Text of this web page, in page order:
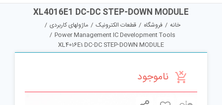
XL4016E1 DC-DC STEP-DOWN MODULE
خانه / فروشگاه / قطعات الکترونیک / ماژولهای کاربردی /
Power Management IC Development Tools
/
XL4016E1 DC-DC STEP-DOWN MODULE
ناموجود